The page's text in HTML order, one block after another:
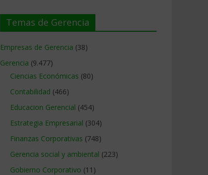
Temas de Gerencia
Empresas de Gerencia (38)
Gerencia (9.477)
Ciencias Económicas (80)
Contabilidad (466)
Educacion Gerencial (454)
Estrategia Empresarial (304)
Finanzas Corporativas (748)
Gerencia social y ambiental (223)
Gobierno Corporativo (11)